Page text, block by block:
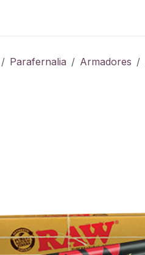
Parafernalia Armadores